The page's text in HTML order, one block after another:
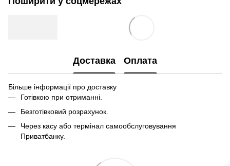
Доставка Оплата
Більше інформації про доставку
Готівкою при отриманні.
Безготівковий розрахунок.
Через касу або термінал самообслуговування
Приватбанку.